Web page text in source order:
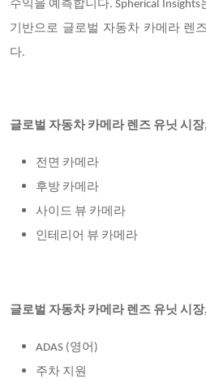
수익을 예측합니다. Spherical
기반으로 글로벌 자동차 카메라 렌
다.
글로벌 자동차 카메라 렌즈 유닛 시장
전면 카메라
후방 카메라
사이드 뷰 카메라
인테리어 뷰 카메라
글로벌 자동차 카메라 렌즈 유닛 시장
ADAS (영어)
주차 지원